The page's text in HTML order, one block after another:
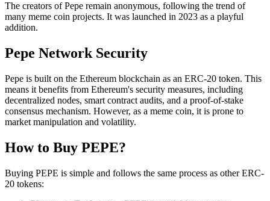
The creators of Pepe remain anonymous, following the trend of
many meme coin projects. It was launched in 2023 as a playful
addition.
Pepe Network Security
Pepe is built on the Ethereum blockchain as an ERC-20 token. This
means it benefits from Ethereum's security measures, including
decentralized nodes, smart contract audits, and a proof-of-stake
consensus mechanism. However, as a meme coin, it is prone to
market manipulation and volatility.
How to Buy PEPE?
Buying PEPE is simple and follows the same process as other ERC-
20 tokens: